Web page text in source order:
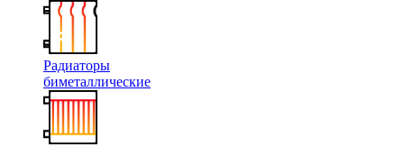
Радиаторы
биметаллические